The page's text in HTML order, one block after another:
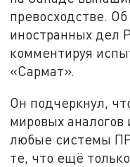
превосходстве.
иностранных дел
комментируя
«Сармат».
Он подчеркнул,
мировых аналогов
любые системы
те, что ещё